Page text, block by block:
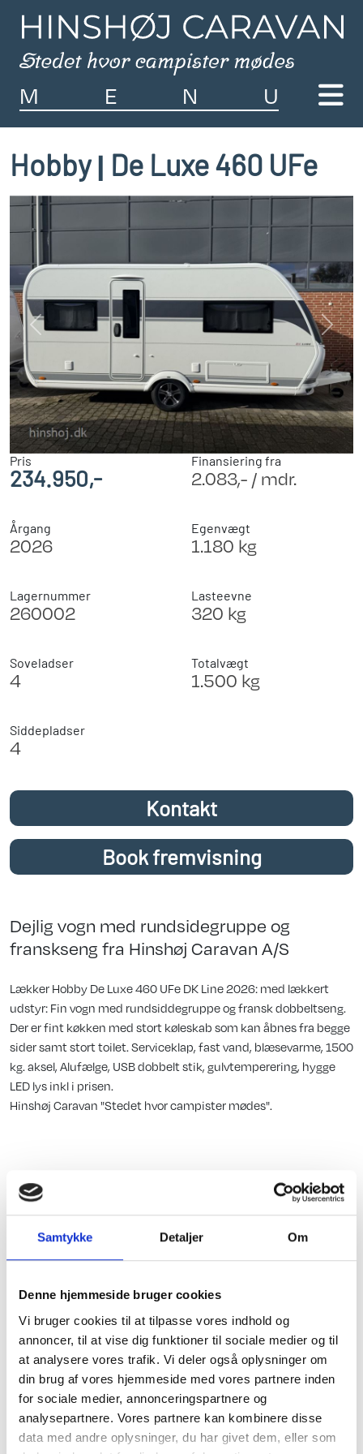
Samtykke Detaljer Om
Denne hjemmeside bruger cookies
Vi bruger cookies til at tilpasse vores indhold og
annoncer, til at vise dig funktioner til sociale medier og til
at analysere vores trafik. Vi deler også oplysninger om
din brug af vores hjemmeside med vores partnere inden
for sociale medier, annonceringspartnere og
analysepartnere. Vores partnere kan kombinere disse
data med andre oplysninger, du har givet dem, eller som
M E N U
Hobby| De Luxe 460 UFe
Previous Next
Pris
234.950,-
Finansiering fra
2.083,- / mdr.
Årgang
2026
Lagernummer
260002
Soveladser
4
Siddepladser
4
Egenvægt
1.180 kg
Lasteevne
320 kg
Totalvægt
1.500 kg
Kontakt
Book fremvisning
Dejlig vogn med rundsidegruppe og
franskseng fra Hinshøj Caravan A/S
Lækker Hobby De Luxe 460 UFe DK Line 2026: med lækkert
udstyr: Fin vogn med rundsiddegruppe og fransk dobbeltseng.
Der er fint køkken med stort køleskab som kan åbnes fra begge
sider samt stort toilet. Serviceklap, fast vand, blæsevarme, 1500
kg. aksel, Alufælge, USB dobbelt stik, gulvtemperering, hygge
LED lys inkl i prisen.
Hinshøj Caravan "Stedet hvor campister mødes".
Stabilisator
Alufælge
Stor tagluge
Vindue i dør
Fluenetsdør
Serviceklap
Indretning
Std. indret. m/toilet
Kassettegardiner
Dobbeltseng
Fransk seng